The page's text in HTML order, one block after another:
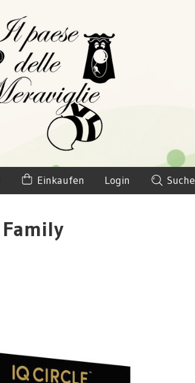
Einkaufen Login Suche
Family